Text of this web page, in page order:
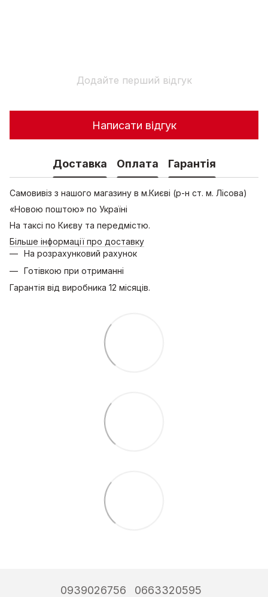
Додайте перший відгук
Написати відгук
Доставка Оплата Гарантія
Самовивіз з нашого магазину в м.Києві (р-н ст. м. Лісова)
«Новою поштою» по Україні
На таксі по Києву та передмістю.
Більше інформації про доставку
На розрахунковий рахунок
Готівкою при отриманні
Гарантія від виробника 12 місяців.
0939026756 0663320595